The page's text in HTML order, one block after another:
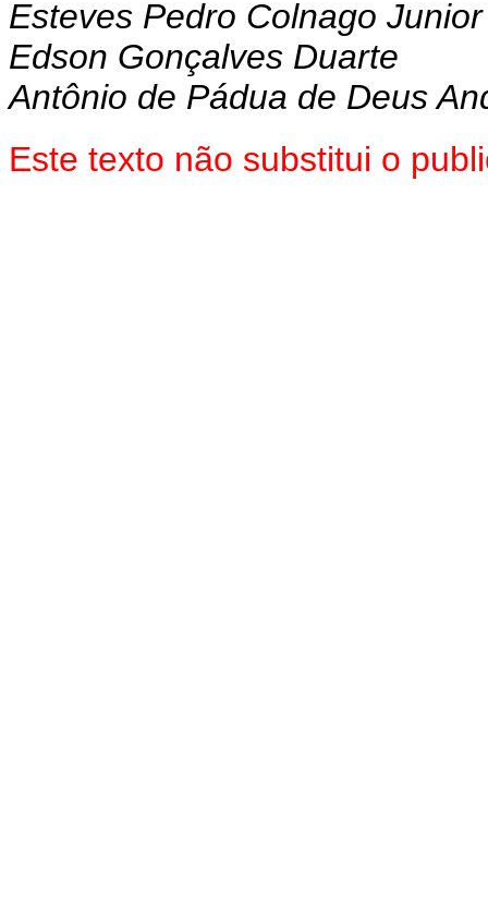
Esteves Pedro Colnago Junior
Edson Gonçalves Duarte
Antônio de Pádua de Deus
Este texto não substitui o